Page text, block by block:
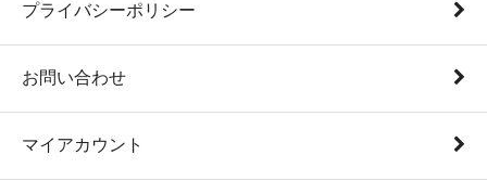
プライバシーポリシー
お問い合わせ
マイアカウント